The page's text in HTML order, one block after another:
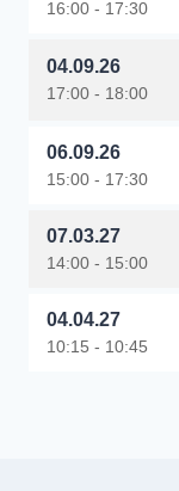
16:00 - 17:30
04.09.26
17:00 - 18:00
06.09.26
15:00 - 17:30
07.03.27
14:00 - 15:00
04.04.27
10:15 - 10:45